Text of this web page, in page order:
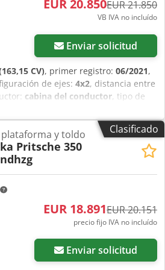
EUR 20.850EUR 21.850
VB IVA no incluído
Enviar solicitud
CV), primer registro: 06/2021,
de ejes: 4x2, distancia entre
cabina del conductor, tipo de
total:3.130 mm, longitud del espacio
del espacio de carga: 2.200 mm,
cierre centralizado, control
eléctrica de las ventanillas
halógena - Ninguno - Plataforma
= Notas = Configuración: 4x2,
Control de crucero, Aire
Elevalunas eléctricos, Espejos
calefactados, Tipo de iluminación:
Diésel, Euro: 6, Tipo de
Marchas: 6, Dirección asistida,
Baca: Ninguna, Cierre trasero:
Clasificado
y toldo
Pritsche 350
EUR 18.891EUR 20.151
precio fijo IVA no incluído
Enviar solicitud